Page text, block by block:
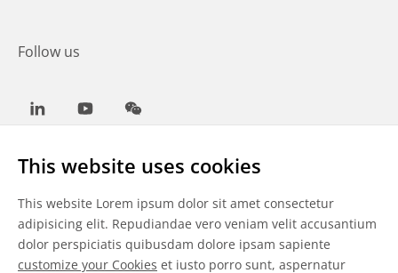
This website uses cookies
This website Lorem ipsum dolor sit amet consectetur
adipisicing elit. Repudiandae vero veniam velit accusantium
dolor perspiciatis quibusdam dolore ipsam sapiente
customize your Cookies et iusto porro sunt, aspernatur
Follow us
LinkedInYoutubeWeChat
Общие условия
Отказ от ответственности